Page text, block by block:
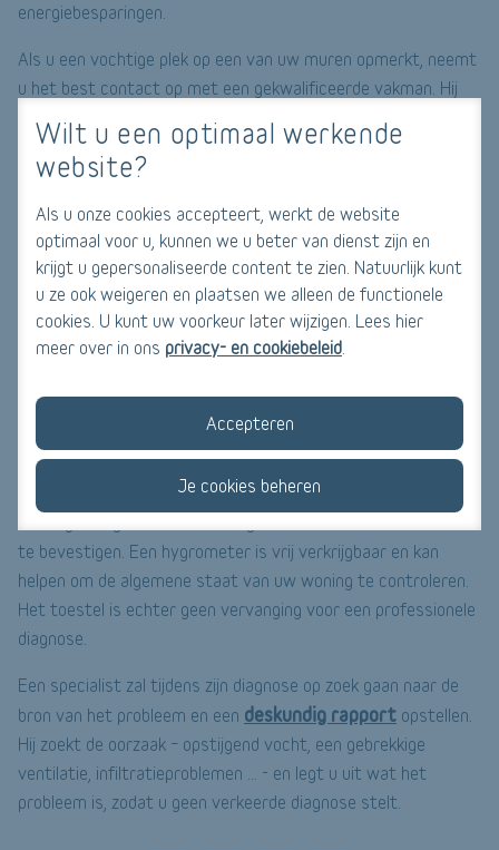
Wilt u een optimaal werkende
website?
Als u onze cookies accepteert, werkt de website
optimaal voor u, kunnen we u beter van dienst zijn en
krijgt u gepersonaliseerde content te zien. Natuurlijk kunt
u ze ook weigeren en plaatsen we alleen de functionele
cookies. U kunt uw voorkeur later wijzigen. Lees hier
meer over in ons privacy- en cookiebeleid
Accepteren
Je cookies beheren
energiebesparingen.
Als u een vochtige plek op een van uw muren opmerkt, neemt
u het best contact op met een gekwalificeerde vakman. Hij
bron opsporen. Hij kan ook andere apparaten gebruiken, zoals
een infraroodcamera of een aquafoon. Die helpen de
technicus de precieze plaats en oorzaak van het vocht of het
lek te bepalen, zonder uw woning te beschadigen.
Vindtde specialisteen lek of vochtprobleem? Contacteer
dan uw verzekering en controleer of ze de schade dekt. In dat
geval hoeft u de kosten van de door het lek veroorzaakte
betalen.
Waarom zou u een expert inschakelen?
U kunt gerust zelf een vochttester kopen om de
te bevestigen. Een hygrometer is vrij verkrijgbaar en kan
helpen om de algemene staat van uw woning te controleren.
Het toestel is echter geen vervanging voor een professionele
diagnose.
Een specialist zal tijdens zijn diagnose op zoek gaan naar de
bron van het probleem en een deskundig rapport opstellen.
Hij zoekt de oorzaak – opstijgend vocht, een gebrekkige
ventilatie, infiltratieproblemen … - en legt u uit wat het
probleem is, zodat u geen verkeerde diagnose stelt.